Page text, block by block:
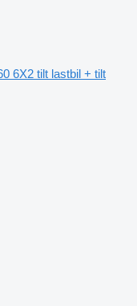
6X2 tilt lastbil + tilt